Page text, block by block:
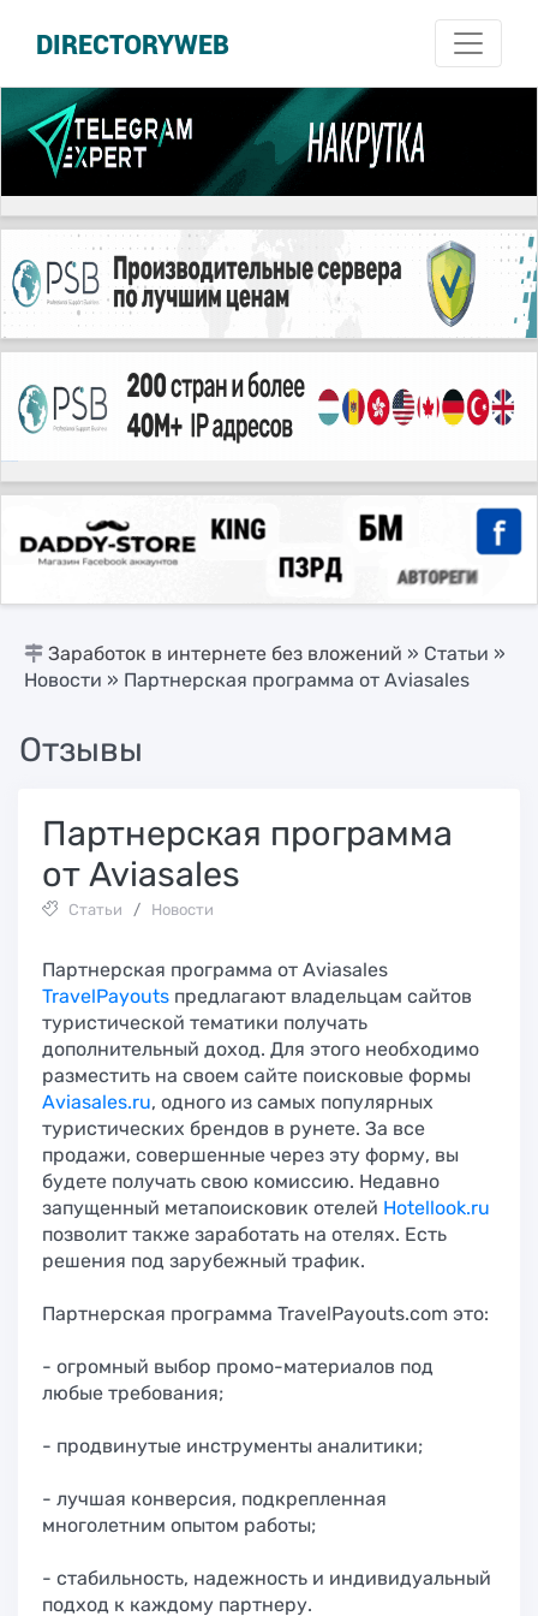
DIRECTORYWEB
Заработок в интернете без вложений » Статьи »
Новости » Партнерская программа от Aviasales
Отзывы
Партнерская программа
от Aviasales
Статьи / Новости
Партнерская программа от Aviasales
TravelPayouts предлагают владельцам сайтов
туристической тематики получать
дополнительный доход. Для этого необходимо
разместить на своем сайте поисковые формы
Aviasales.ru, одного из самых популярных
туристических брендов в рунете. За все
продажи, совершенные через эту форму, вы
будете получать свою комиссию. Недавно
запущенный метапоисковик отелей Hotellook.ru
позволит также заработать на отелях. Есть
решения под зарубежный трафик.
Партнерская программа TravelPayouts.com это:
- огромный выбор промо-материалов под
любые требования;
- продвинутые инструменты аналитики;
- лучшая конверсия, подкрепленная
многолетним опытом работы;
- стабильность, надежность и индивидуальный
подход к каждому партнеру.